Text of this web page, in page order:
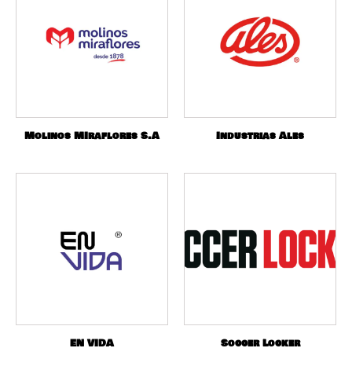
Molinos MIraflores S.A Industrias Ales
EN VIDA Soccer Locker